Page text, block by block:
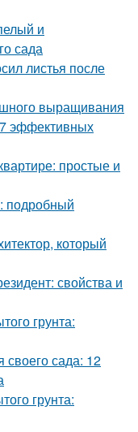
и
сада
листья после
выращивания
эффективных
простые и
подробный
который
свойства и
грунта:
сада: 12
грунта: